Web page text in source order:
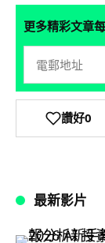
更多精彩文章
讚好0
最新影片